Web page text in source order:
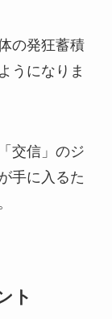
の発狂蓄積
うになりま
交信」のジ
手に入るた
ト